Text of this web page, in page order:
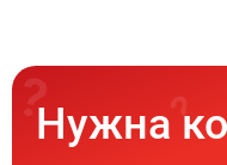
Нужна